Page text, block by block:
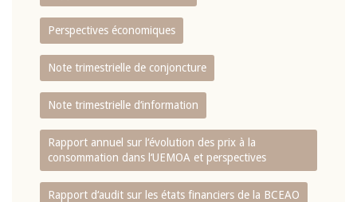
Perspectives économiques
Note trimestrielle de conjoncture
Note trimestrielle d‘information
Rapport annuel sur l‘évolution des prix à la
consommation dans l‘UEMOA et perspectives
Rapport d‘audit sur les états financiers de la BCEAO